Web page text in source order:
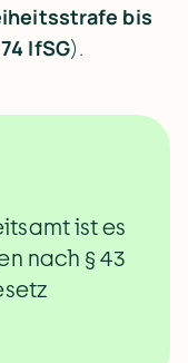
bis
IfSG).
ist es
nach § 43